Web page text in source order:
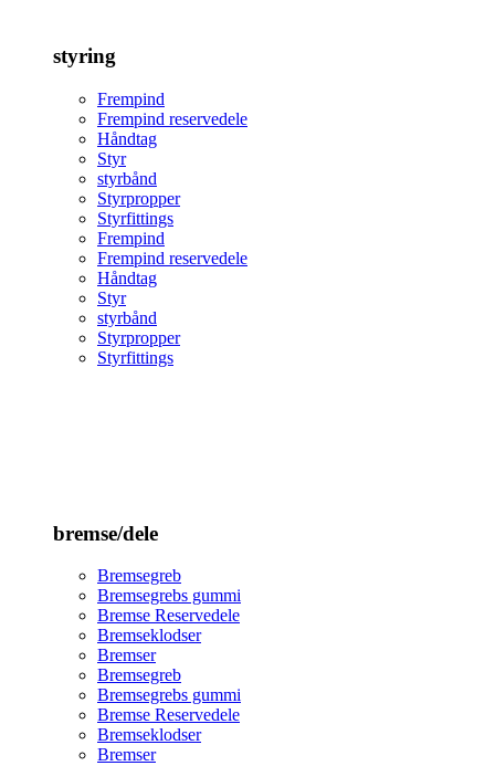
styring
Frempind
Frempind reservedele
Håndtag
Styr
styrbånd
Styrpropper
Styrfittings
Frempind
Frempind reservedele
Håndtag
Styr
styrbånd
Styrpropper
Styrfittings
bremse/dele
Bremsegreb
Bremsegrebs gummi
Bremse Reservedele
Bremseklodser
Bremser
Bremsegreb
Bremsegrebs gummi
Bremse Reservedele
Bremseklodser
Bremser